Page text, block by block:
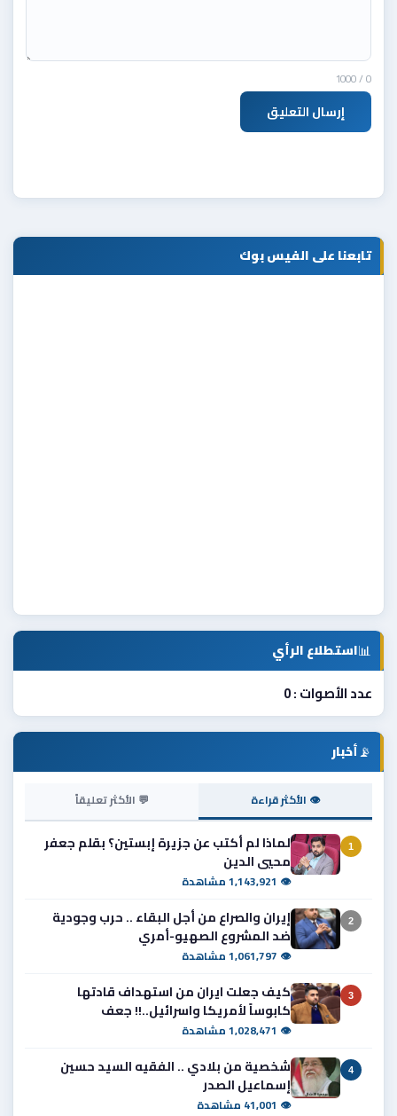
0
/ 1000
إرسال التعليق
تابعنا على الفيس بوك
📊استطلاع الرأي
عدد الأصوات : 0
📡أخبار
👁 الأكثر قراءة 💬 الأكثر تعليقاً
1
لماذا لم أكتب عن جزيرة إبستين؟ بقلم جعفر
محيي الدين
👁 1,143,921 مشاهدة
2
إيران والصراع من أجل البقاء .. حرب وجودية
ضد المشروع الصهيو-أمري
👁 1,061,797 مشاهدة
3
كيف جعلت ايران من استهداف قادتها
كابوساً لأمريكا واسرائيل..!! جعف
👁 1,028,471 مشاهدة
4
شخصية من بلادي .. الفقيه السيد حسين
إسماعيل الصدر
👁 41,001 مشاهدة